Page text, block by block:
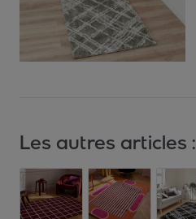
Les autres articles :